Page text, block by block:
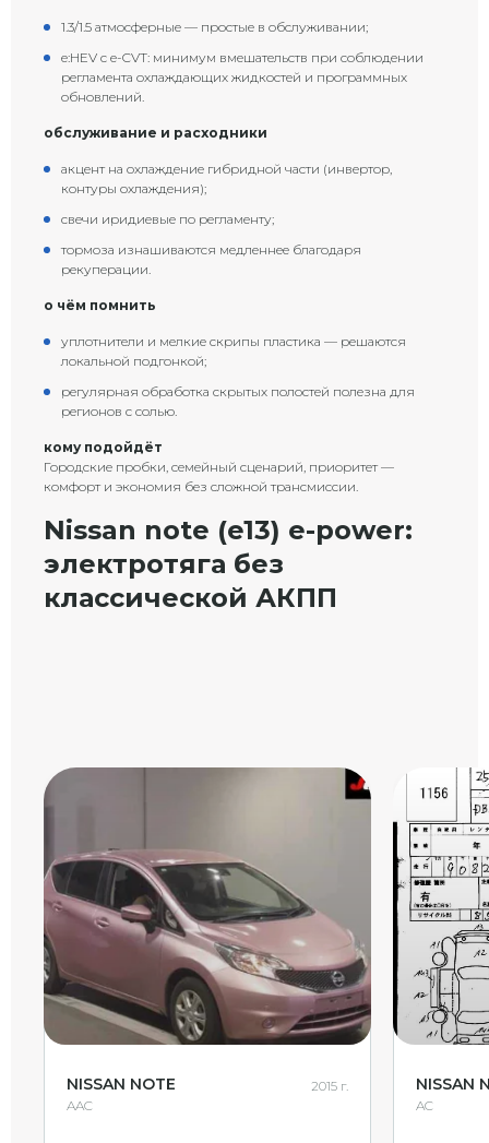
1.3/1.5 атмосферные — простые в обслуживании;
e:HEV с e-CVT: минимум вмешательств при соблюдении
регламента охлаждающих жидкостей и программных
обновлений.
обслуживание и расходники
акцент на охлаждение гибридной части (инвертор,
контуры охлаждения);
свечи иридиевые по регламенту;
тормоза изнашиваются медленнее благодаря
рекуперации.
о чём помнить
уплотнители и мелкие скрипы пластика — решаются
локальной подгонкой;
регулярная обработка скрытых полостей полезна для
регионов с солью.
кому подойдёт
Городские пробки, семейный сценарий, приоритет —
комфорт и экономия без сложной трансмиссии.
Nissan note (e13) e-power:
электротяга без
классической АКПП
NISSAN NOTE
AAC
2015 г. NISSAN
AC